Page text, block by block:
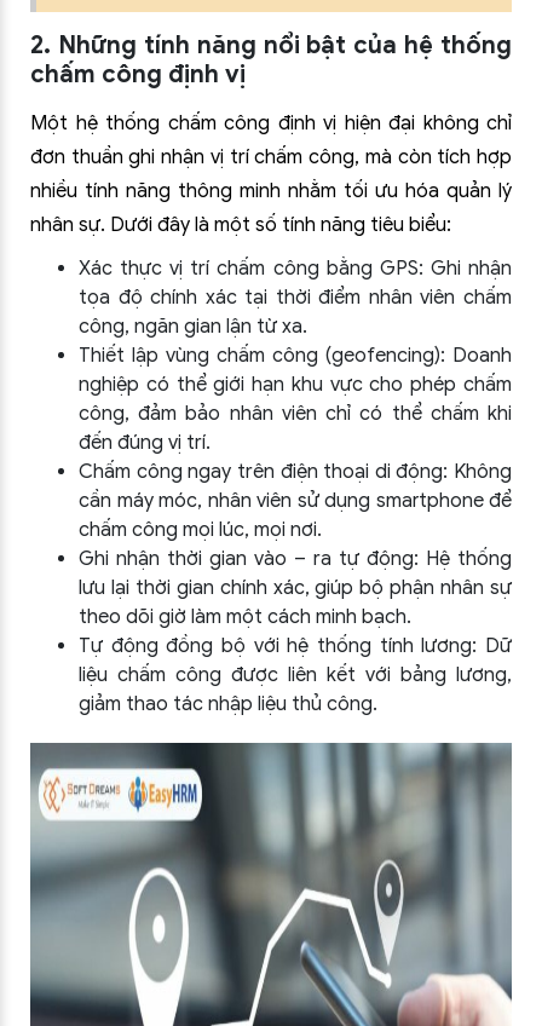
2. Những tính năng nổi bật của hệ thống
chấm công định vị
Một hệ thống chấm công định vị hiện đại không chỉ
đơn thuần ghi nhận vị trí chấm công, mà còn tích hợp
nhiều tính năng thông minh nhằm tối ưu hóa quản lý
nhân sự. Dưới đây là một số tính năng tiêu biểu:
Xác thực vị trí chấm công bằng GPS: Ghi nhận
tọa độ chính xác tại thời điểm nhân viên chấm
công, ngăn gian lận từ xa.
Thiết lập vùng chấm công (geofencing): Doanh
nghiệp có thể giới hạn khu vực cho phép chấm
công, đảm bảo nhân viên chỉ có thể chấm khi
đến đúng vị trí.
Chấm công ngay trên điện thoại di động: Không
cần máy móc, nhân viên sử dụng smartphone để
chấm công mọi lúc, mọi nơi.
Ghi nhận thời gian vào – ra tự động: Hệ thống
lưu lại thời gian chính xác, giúp bộ phận nhân sự
theo dõi giờ làm một cách minh bạch.
Tự động đồng bộ với hệ thống tính lương: Dữ
liệu chấm công được liên kết với bảng lương,
giảm thao tác nhập liệu thủ công.